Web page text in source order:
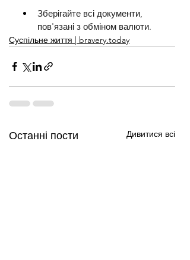
Зберігайте всі документи,
пов'язані з обміном валюти.
Суспільне життя | bravery.today
Останні пости Дивитися всі